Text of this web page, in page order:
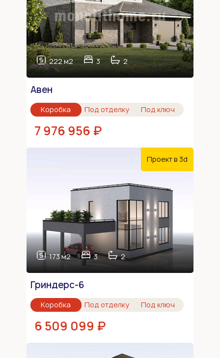
222 м2 3 2
Авен
Коробка Под отделку Под ключ
7 976 956 ₽
173 м2 3 2
Проект в 3d
Гриндерс-6
Коробка Под отделку Под ключ
6 509 099 ₽